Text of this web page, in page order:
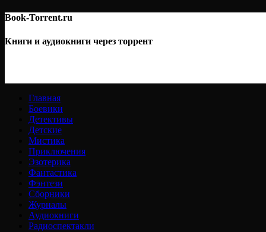
Book-Torrent.ru
Книги и аудиокниги через торрент
Главная
Боевики
Детективы
Детские
Мистика
Приключения
Эзотерика
Фантастика
Фэнтези
Сборники
Журналы
Аудиокниги
Радиоспектакли